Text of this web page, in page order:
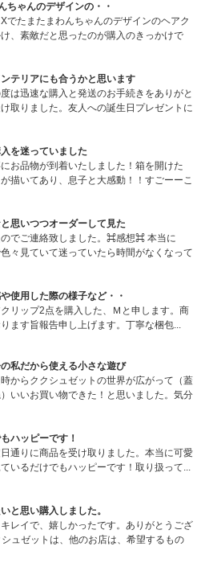
ちゃんのデザインの・・
でたまたまわんちゃんのデザインのヘアク
、素敵だと思ったのが購入のきっかけで
テリアにも合うかと思います
は迅速な購入と発送のお手続きをありがと
取りました。友人への誕生日プレゼントに
を迷っていました
お品物が到着いたしました！箱を開けた
描いてあり、息子と大感動！！すごーーこ
思いつつオーダーして見た
でご連絡致しました。⌘感想⌘ 本当に
々見ていて迷っていたら時間がなくなって
使用した際の様子など・・
リップ2点を購入した、Ｍと申します。商
ます旨報告申し上げます。丁寧な梱包...
私だから使える小さな遊び
からククシュゼットの世界が広がって（蓋
いいお買い物できた！と思いました。気分
ハッピーです！
通りに商品を受け取りました。本当に可愛
いるだけでもハッピーです！取り扱って...
と思い購入しました。
レイで、嬉しかったです。ありがとうござ
ュゼットは、他のお店は、希望するもの